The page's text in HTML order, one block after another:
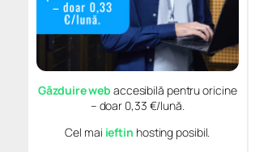
Găzduire web accesibilă pentru oricine
– doar 0,33 €/lună.
Cel mai ieftin hosting posibil.